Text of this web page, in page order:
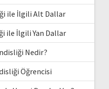
ile İlgili Alt Dallar
ile İlgili Yan Dallar
Nedir?
Öğrencisi